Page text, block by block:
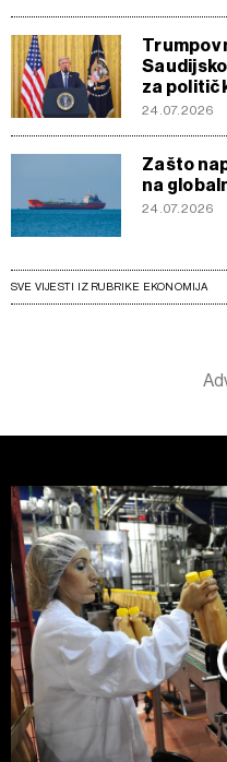
Trumpov
za
24.07.2026
Zašto
na
24.07.2026
SVE VIJESTI IZ RUBRIKE EKONOMIJA